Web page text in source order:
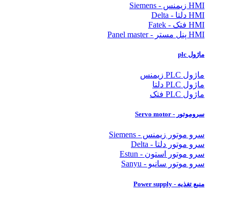
HMI زیمنس - Siemens
HMI دلتا - Delta
HMI فتک - Fatek
HMI پنل مستر - Panel master
ماژول plc
ماژول PLC زیمنس
ماژول PLC دلتا
ماژول PLC فتک
سروموتور - Servo motor
سرو موتور زیمنس - Siemens
سرو موتور دلتا - Delta
سرو موتور استون - Estun
سرو موتور سانیو - Sanyu
منبع تغذیه - Power supply